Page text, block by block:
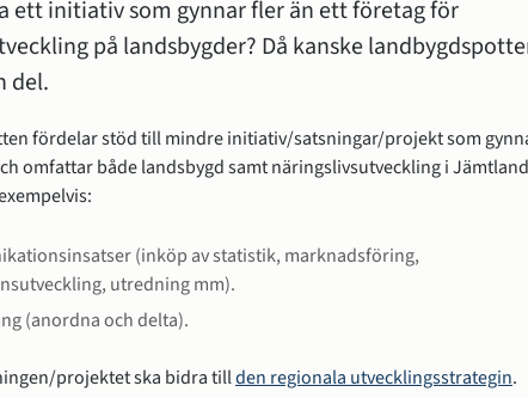
ett initiativ som gynnar fler än ett företag för
på landsbygder? Då kanske
del.
fördelar stöd till mindre initiativ/satsningar/projekt som
omfattar både landsbygd samt näringslivsutveckling i Jämtland
(inköp av statistik, marknadsföring,
utredning mm).
(anordna och delta).
projektet ska bidra till den regionala utvecklingsstrategin.